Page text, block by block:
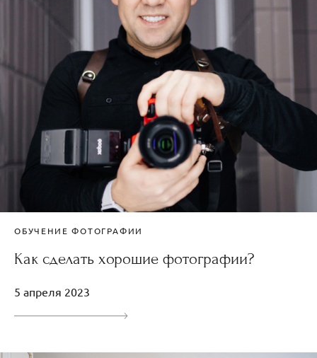
ОБУЧЕНИЕ ФОТОГРАФИИ
Как сделать хорошие фотографии?
5 апреля 2023